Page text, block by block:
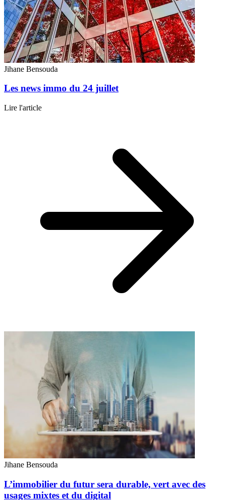
Jihane Bensouda
Les news immo du 24 juillet
Lire l'article
Jihane Bensouda
L’immobilier du futur sera durable, vert avec des
usages mixtes et du digital